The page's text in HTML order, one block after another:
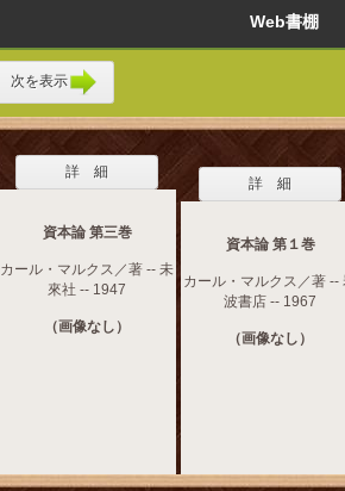
Web書棚
次を表示
詳 細
資本論 第三巻
カール・マルクス／著 -- 未
來社 -- 1947
（画像なし）
詳 細
資本論 第１巻
カール・マルクス／著 --
波書店 -- 1967
（画像なし）